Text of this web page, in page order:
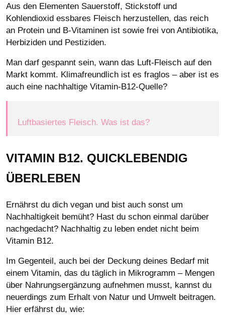
Aus den Elementen Sauerstoff, Stickstoff und
Kohlendioxid essbares Fleisch herzustellen, das reich
an Protein und B-Vitaminen ist sowie frei von Antibiotika,
Herbiziden und Pestiziden.
Man darf gespannt sein, wann das Luft-Fleisch auf den
Markt kommt. Klimafreundlich ist es fraglos – aber ist es
auch eine nachhaltige Vitamin-B12-Quelle?
Luftbasiertes Fleisch. Was ist das?
VITAMIN B12. QUICKLEBENDIG
ÜBERLEBEN
Ernährst du dich vegan und bist auch sonst um
Nachhaltigkeit bemüht? Hast du schon einmal darüber
nachgedacht? Nachhaltig zu leben endet nicht beim
Vitamin B12.
Im Gegenteil, auch bei der Deckung deines Bedarf mit
einem Vitamin, das du täglich in Mikrogramm – Mengen
über Nahrungsergänzung aufnehmen musst, kannst du
neuerdings zum Erhalt von Natur und Umwelt beitragen.
Hier erfährst du, wie: